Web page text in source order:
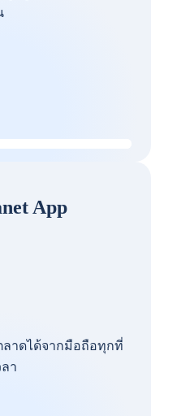
App
ลาดได้จากมือถือทุกที่
า